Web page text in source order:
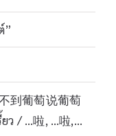
”
到葡萄说葡萄
ยว / …啦, …啦,…